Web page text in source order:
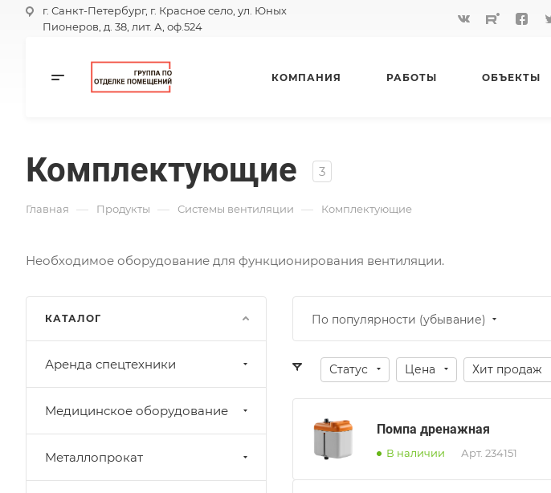
г. Санкт-Петербург, г. Красное село, ул. Юных
Пионеров, д. 38, лит. А, оф.524
КОМПАНИЯ РАБОТЫ ОБЪЕКТЫ
Комплектующие 3
Главная — Продукты — Системы вентиляции — Комплектующие
Необходимое оборудование для функционирования вентиляции.
По популярности (убывание)
Статус Цена Хит продаж
Помпа дренажная
В наличии Арт. 234151
КАТАЛОГ
Аренда спецтехники
Медицинское оборудование
Металлопрокат